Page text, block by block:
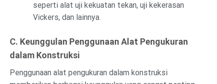
seperti alat uji kekuatan tekan, uji kekerasan
Vickers, dan lainnya.
C. Keunggulan Penggunaan Alat Pengukuran
dalam Konstruksi
Penggunaan alat pengukuran dalam konstruksi